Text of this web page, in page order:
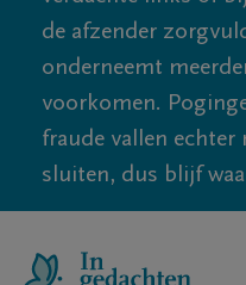
de afzender
onderneemt
voorkomen.
fraude vallen
sluiten, dus blijf